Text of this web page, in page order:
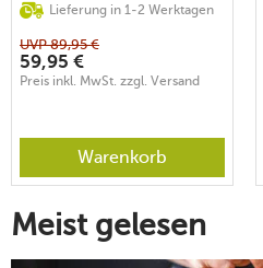
Lieferung in 1-2 Werktagen
UVP89,95 €
59,95 €
Preis inkl. MwSt. zzgl. Versand
Warenkorb
Meist gelesen